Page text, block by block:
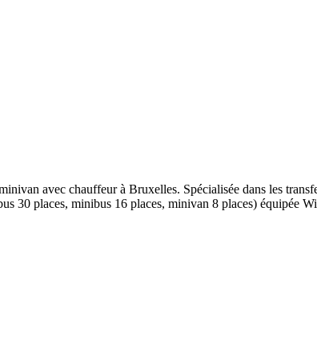
avec chauffeur à Bruxelles. Spécialisée dans les
30 places, minibus 16 places, minivan 8 places) équipée